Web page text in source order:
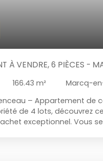
À VENDRE, 6 PIÈCES -
166.43 m²
Marcq-
– Appartement de
de 4 lots, découvrez
exceptionnel. Vous